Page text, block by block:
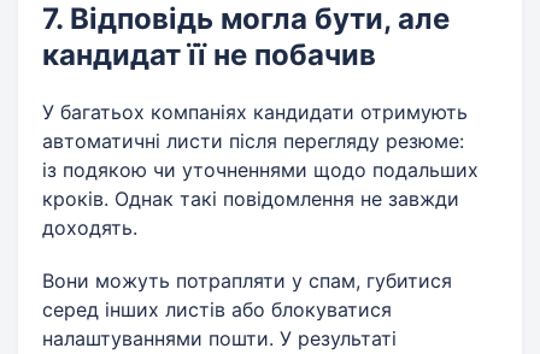
7. Відповідь могла бути, але
кандидат її не побачив
У багатьох компаніях кандидати отримують
автоматичні листи після перегляду резюме:
із подякою чи уточненнями щодо подальших
кроків. Однак такі повідомлення не завжди
доходять.
Вони можуть потрапляти у спам, губитися
серед інших листів або блокуватися
налаштуваннями пошти. У результаті